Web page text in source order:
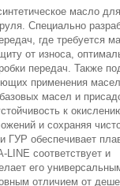
масло для
Специально
где требуется
от износа,
передач. Также
применения
масел и
к
и сохраняя
ГУР обеспечивает
соответствует и
его
отличием от